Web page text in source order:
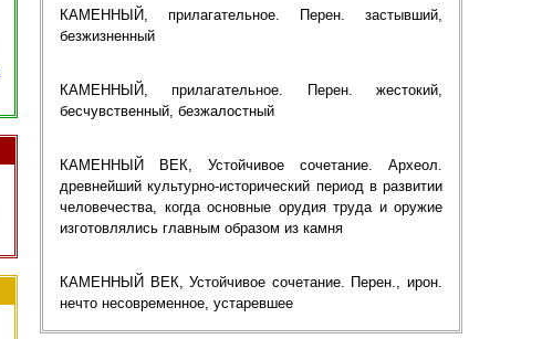
КАМЕННЫЙ, прилагательное. Перен. застывший,
безжизненный
КАМЕННЫЙ, прилагательное. Перен. жестокий,
бесчувственный, безжалостный
КАМЕННЫЙ ВЕК, Устойчивое сочетание. Археол.
древнейший культурно-исторический период в развитии
человечества, когда основные орудия труда и оружие
изготовлялись главным образом из камня
КАМЕННЫЙ ВЕК, Устойчивое сочетание. Перен., ирон.
нечто несовременное, устаревшее